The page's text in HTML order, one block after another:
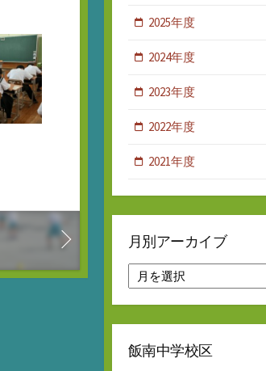
2025年度
2024年度
2023年度
2022年度
2021年度
月別アーカイブ
別
ア
ー
イ
飯南中学校区